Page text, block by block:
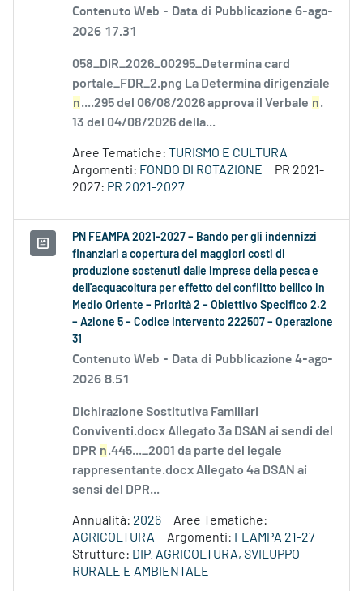
Contenuto Web - Data di Pubblicazione 6-ago-
2026 17.31
058_DIR_2026_00295_Determina card
portale_FDR_2.png La Determina dirigenziale
n....295 del 06/08/2026 approva il Verbale n.
13 del 04/08/2026 della...
Aree Tematiche: TURISMO E CULTURA
Argomenti: FONDO DI ROTAZIONE
PR 2021-
2027: PR 2021-2027
PN FEAMPA 2021-2027 – Bando per gli indennizzi
finanziari a copertura dei maggiori costi di
produzione sostenuti dalle imprese della pesca e
dell'acquacoltura per effetto del conflitto bellico in
Medio Oriente – Priorità 2 – Obiettivo Specifico 2.2
– Azione 5 – Codice Intervento 222507 – Operazione
31
Contenuto Web - Data di Pubblicazione 4-ago-
2026 8.51
Dichirazione Sostitutiva Familiari
Conviventi.docx Allegato 3a DSAN ai sendi del
DPR n.445..._2001 da parte del legale
rappresentante.docx Allegato 4a DSAN ai
sensi del DPR...
Annualità: 2026
Aree Tematiche:
AGRICOLTURA
Argomenti: FEAMPA 21-27
Strutture: DIP. AGRICOLTURA, SVILUPPO
RURALE E AMBIENTALE